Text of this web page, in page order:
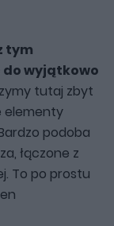
tym
do wyjątkowo
tutaj zbyt
elementy
podoba
łączone z
To po prostu